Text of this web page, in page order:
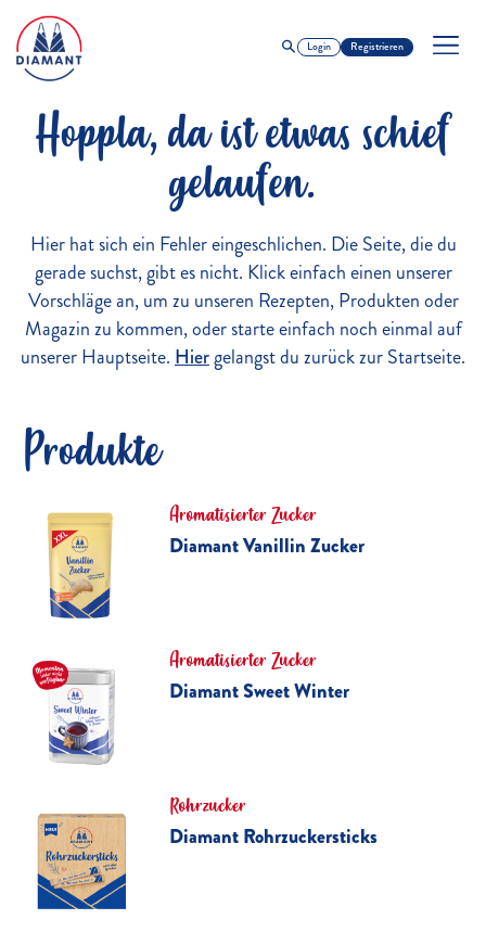
Login Registrieren
Hoppla, da ist etwas schief
gelaufen.
Hier hat sich ein Fehler eingeschlichen. Die Seite, die du
gerade suchst, gibt es nicht. Klick einfach einen unserer
Vorschläge an, um zu unseren Rezepten, Produkten oder
Magazin zu kommen, oder starte einfach noch einmal auf
unserer Hauptseite. Hiergelangst du zurück zur Startseite.
Produkte
Aromatisierter Zucker
Diamant Vanillin Zucker
Aromatisierter Zucker
Diamant Sweet Winter
Rohrzucker
Diamant Rohrzuckersticks